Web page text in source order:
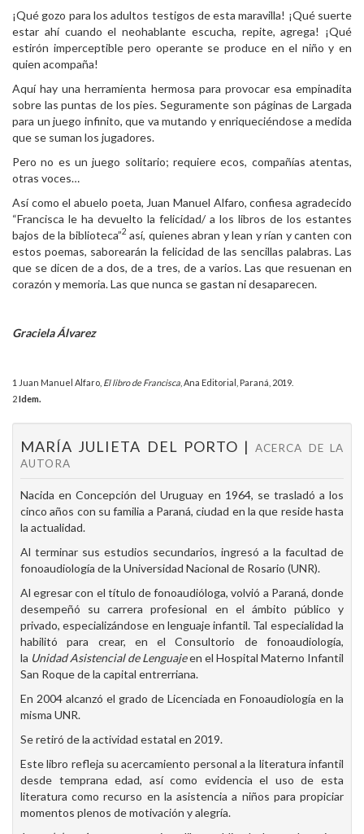
¡Qué gozo para los adultos testigos de esta maravilla! ¡Qué suerte
estar ahí cuando el neohablante escucha, repite, agrega! ¡Qué
estirón imperceptible pero operante se produce en el niño y en
quien acompaña!
Aquí hay una herramienta hermosa para provocar esa empinadita
sobre las puntas de los pies. Seguramente son páginas de Largada
para un juego infinito, que va mutando y enriqueciéndose a medida
que se suman los jugadores.
Pero no es un juego solitario; requiere ecos, compañías atentas,
otras voces…
Así como el abuelo poeta, Juan Manuel Alfaro, confiesa agradecido
“Francisca le ha devuelto la felicidad/ a los libros de los estantes
bajos de la biblioteca”2 así, quienes abran y lean y rían y canten con
estos poemas, saborearán la felicidad de las sencillas palabras. Las
que se dicen de a dos, de a tres, de a varios. Las que resuenan en
corazón y memoria. Las que nunca se gastan ni desaparecen.
Graciela Álvarez
1 Juan Manuel Alfaro, El libro de Francisca , Ana Editorial, Paraná, 2019.
2Idem.
MARÍA JULIETA DEL PORTO |ACERCA DE LA
AUTORA
Nacida en Concepción del Uruguay en 1964, se trasladó a los
cinco años con su familia a Paraná, ciudad en la que reside hasta
la actualidad.
Al terminar sus estudios secundarios, ingresó a la facultad de
fonoaudiología de la Universidad Nacional de Rosario (UNR).
Al egresar con el título de fonoaudióloga, volvió a Paraná, donde
desempeñó su carrera profesional en el ámbito público y
privado, especializándose en lenguaje infantil. Tal especialidad la
habilitó para crear, en el Consultorio de fonoaudiología,
la Unidad Asistencial de Lenguajeen el Hospital Materno Infantil
San Roque de la capital entrerriana.
En 2004 alcanzó el grado de Licenciada en Fonoaudiología en la
misma UNR.
Se retiró de la actividad estatal en 2019.
Este libro refleja su acercamiento personal a la literatura infantil
desde temprana edad, así como evidencia el uso de esta
literatura como recurso en la asistencia a niños para propiciar
momentos plenos de motivación y alegría.